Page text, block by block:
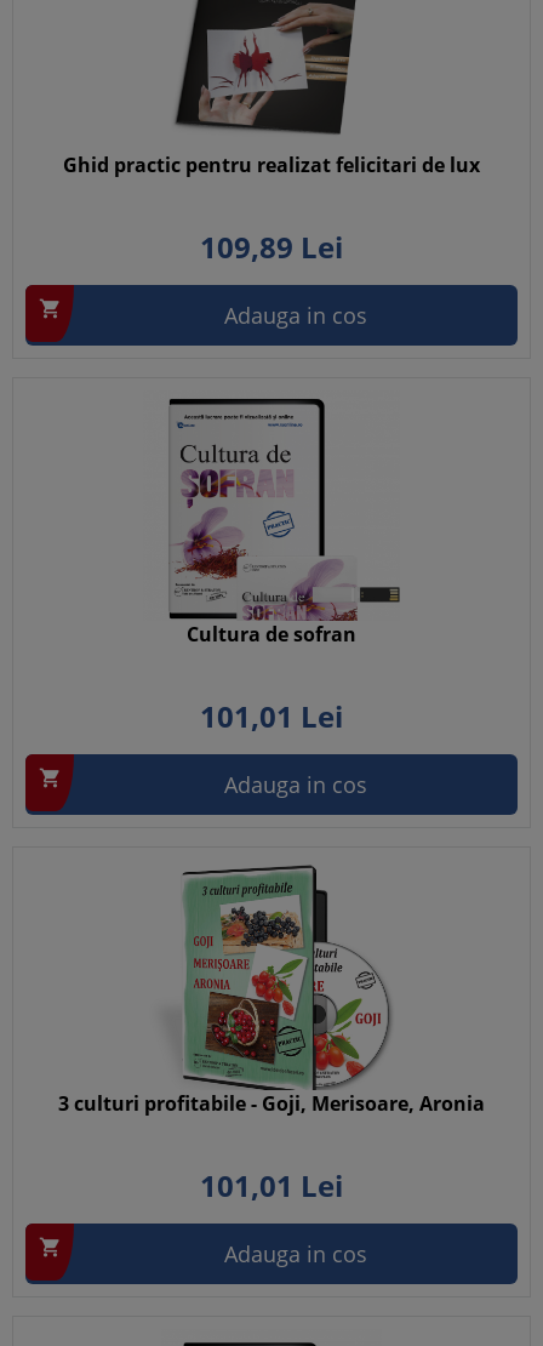
Ghid practic pentru realizat felicitari de lux
109,89 Lei
 Adauga in cos
Cultura de sofran
101,01 Lei
 Adauga in cos
3 culturi profitabile - Goji, Merisoare, Aronia
101,01 Lei
 Adauga in cos